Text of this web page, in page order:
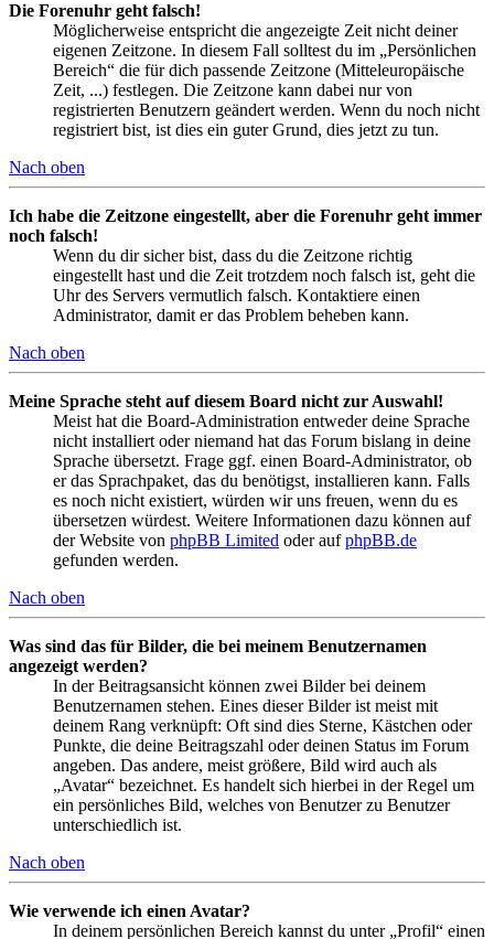
Die Forenuhr geht falsch!
Möglicherweise entspricht die angezeigte Zeit nicht deiner
eigenen Zeitzone. In diesem Fall solltest du im „Persönlichen
Bereich“ die für dich passende Zeitzone (Mitteleuropäische
Zeit, ...) festlegen. Die Zeitzone kann dabei nur von
registrierten Benutzern geändert werden. Wenn du noch nicht
registriert bist, ist dies ein guter Grund, dies jetzt zu tun.
Nach oben
Ich habe die Zeitzone eingestellt, aber die Forenuhr geht immer
noch falsch!
Wenn du dir sicher bist, dass du die Zeitzone richtig
eingestellt hast und die Zeit trotzdem noch falsch ist, geht die
Uhr des Servers vermutlich falsch. Kontaktiere einen
Administrator, damit er das Problem beheben kann.
Nach oben
Meine Sprache steht auf diesem Board nicht zur Auswahl!
Meist hat die Board-Administration entweder deine Sprache
nicht installiert oder niemand hat das Forum bislang in deine
Sprache übersetzt. Frage ggf. einen Board-Administrator, ob
er das Sprachpaket, das du benötigst, installieren kann. Falls
es noch nicht existiert, würden wir uns freuen, wenn du es
übersetzen würdest. Weitere Informationen dazu können auf
der Website von phpBB Limited oder aufphpBB.de
gefunden werden.
Nach oben
Was sind das für Bilder, die bei meinem Benutzernamen
angezeigt werden?
In der Beitragsansicht können zwei Bilder bei deinem
Benutzernamen stehen. Eines dieser Bilder ist meist mit
deinem Rang verknüpft: Oft sind dies Sterne, Kästchen oder
Punkte, die deine Beitragszahl oder deinen Status im Forum
angeben. Das andere, meist größere, Bild wird auch als
„Avatar“ bezeichnet. Es handelt sich hierbei in der Regel um
ein persönliches Bild, welches von Benutzer zu Benutzer
unterschiedlich ist.
Nach oben
Wie verwende ich einen Avatar?
In deinem persönlichen Bereich kannst du unter „Profil“ einen